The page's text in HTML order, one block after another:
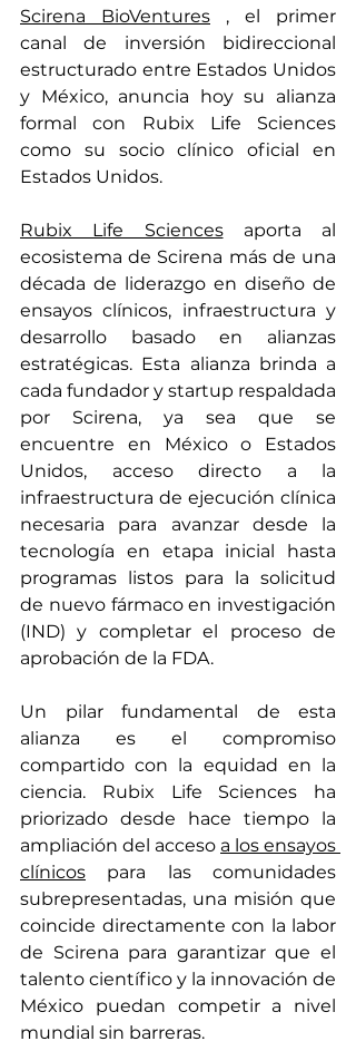
Scirena BioVentures
, el primer
canal de inversión bidireccional
estructurado entre Estados Unidos
y México, anuncia hoy su alianza
formal con Rubix Life Sciences
como su socio clínico oficial en
Estados Unidos.
Rubix Life Sciences
aporta al
ecosistema de Scirena más de una
década de liderazgo en diseño de
ensayos clínicos, infraestructura y
desarrollo basado en alianzas
estratégicas. Esta alianza brinda a
cada fundador y startup respaldada
por Scirena, ya sea que se
encuentre en México o Estados
Unidos, acceso directo a la
infraestructura de ejecución clínica
necesaria para avanzar desde la
tecnología en etapa inicial hasta
programas listos para la solicitud
de nuevo fármaco en investigación
(IND) y completar el proceso de
aprobación de la FDA.
Un pilar fundamental de esta
alianza es el compromiso
compartido con la equidad en la
ciencia. Rubix Life Sciences ha
priorizado desde hace tiempo la
ampliación del acceso a los ensayos
clínicos
para las comunidades
subrepresentadas, una misión que
coincide directamente con la labor
de Scirena para garantizar que el
talento científico y la innovación de
México puedan competir a nivel
mundial sin barreras.